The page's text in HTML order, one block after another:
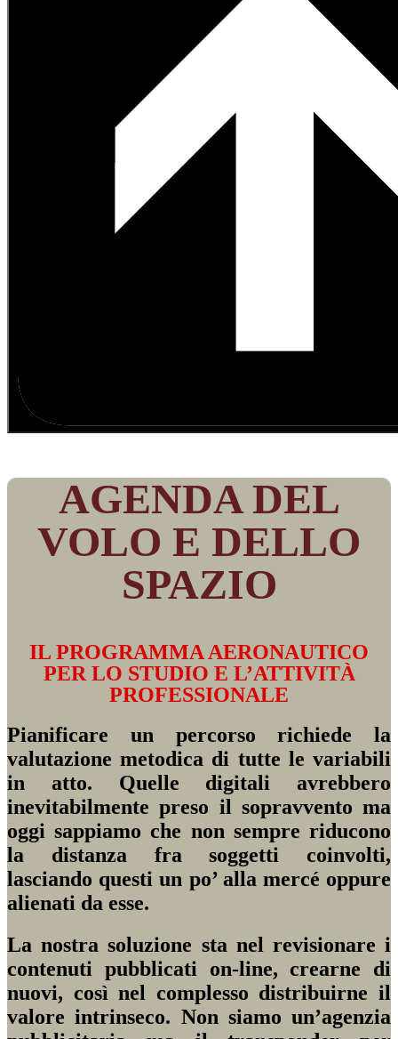
AGENDA DEL
VOLO E DELLO
SPAZIO
IL PROGRAMMA AERONAUTICO
PER LO STUDIO E L’ATTIVITÀ
PROFESSIONALE
Pianificare un percorso richiede la
valutazione metodica di tutte le variabili
in atto. Quelle digitali avrebbero
inevitabilmente preso il sopravvento ma
oggi sappiamo che non sempre riducono
la distanza fra soggetti coinvolti,
lasciando questi un po’ alla mercé oppure
alienati da esse.
La nostra soluzione sta nel revisionare i
contenuti pubblicati on-line, crearne di
nuovi, così nel complesso distribuirne il
valore intrinseco. Non siamo un’agenzia